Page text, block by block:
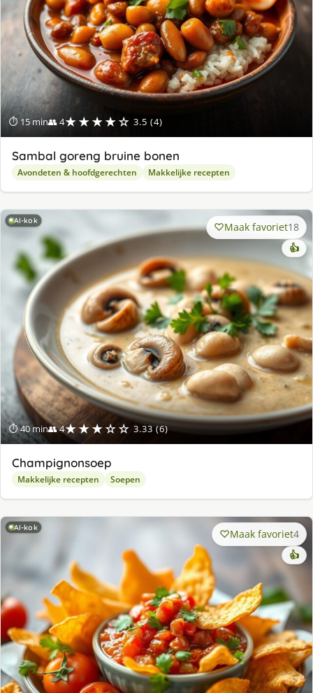
⏱ 15 min👥 4★★★★☆ 3.5 (4)
Sambal goreng bruine bonen
Avondeten & hoofdgerechten Makkelijke recepten
AI-kok
⏱ 40 min👥 4★★★☆☆ 3.33 (6)
Maak favoriet18
👍
Champignonsoep
Makkelijke recepten Soepen
AI-kok Maak favoriet4
👍